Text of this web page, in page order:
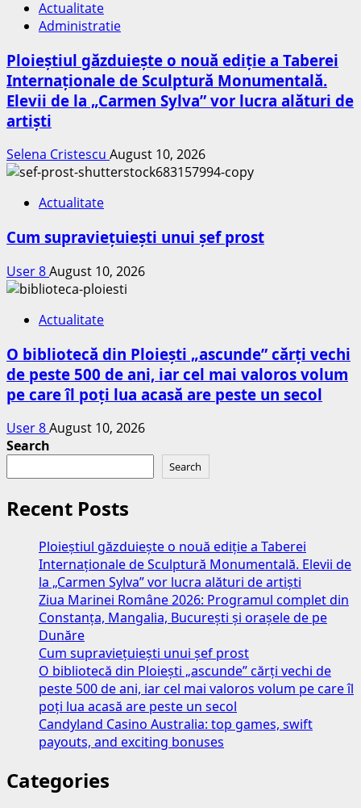
Actualitate
Administratie
Ploieștiul găzduiește o nouă ediție a Taberei
Internaționale de Sculptură Monumentală.
Elevii de la „Carmen Sylva” vor lucra alături de
artiști
Selena Cristescu August 10, 2026
Actualitate
Cum supraviețuiești unui șef prost
User 8August 10, 2026
Actualitate
O bibliotecă din Ploiești „ascunde” cărți vechi
de peste 500 de ani, iar cel mai valoros volum
pe care îl poți lua acasă are peste un secol
User 8August 10, 2026
Search
Search
Recent Posts
Ploieștiul găzduiește o nouă ediție a Taberei
Internaționale de Sculptură Monumentală. Elevii de
la „Carmen Sylva” vor lucra alături de artiști
Ziua Marinei Române 2026: Programul complet din
Constanța, Mangalia, București și orașele de pe
Dunăre
Cum supraviețuiești unui șef prost
O bibliotecă din Ploiești „ascunde” cărți vechi de
peste 500 de ani, iar cel mai valoros volum pe care îl
poți lua acasă are peste un secol
Candyland Casino Australia: top games, swift
payouts, and exciting bonuses
Categories